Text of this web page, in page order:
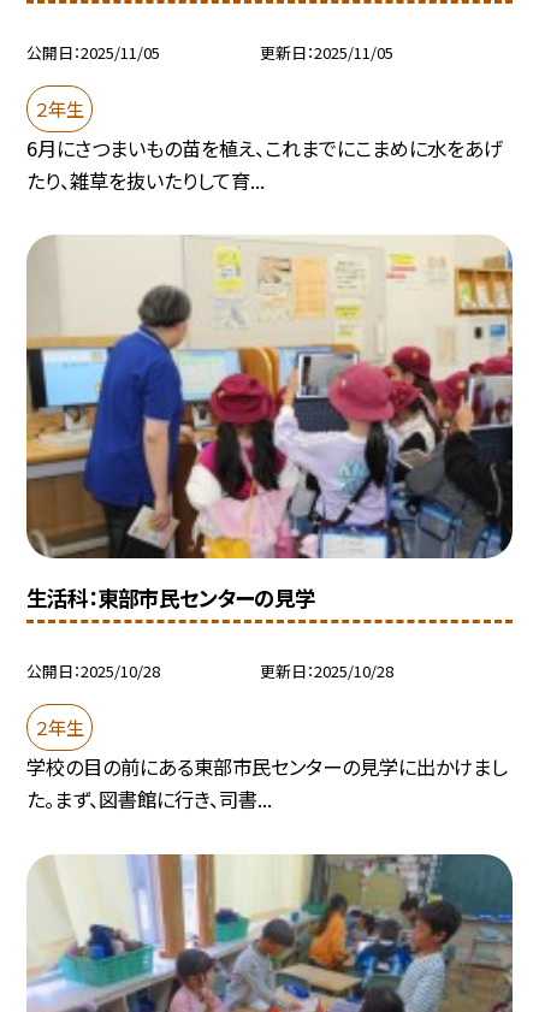
公開日 2025/11/05 更新日 2025/11/05
２年生
6月にさつまいもの苗を植え、これまでにこまめに水をあげ
たり、雑草を抜いたりして育...
生活科：東部市民センターの見学
公開日 2025/10/28 更新日 2025/10/28
２年生
学校の目の前にある東部市民センターの見学に出かけまし
た。まず、図書館に行き、司書...